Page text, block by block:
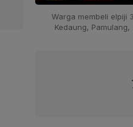
Warga membeli elpiji
Kedaung,